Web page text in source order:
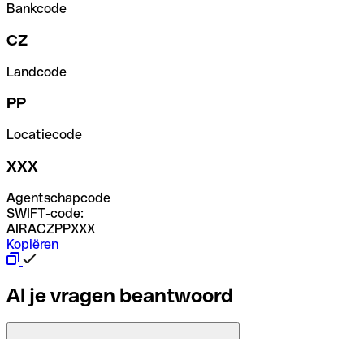
Bankcode
CZ
Landcode
PP
Locatiecode
XXX
Agentschapcode
SWIFT-code:
AIRACZPPXXX
Kopiëren
Al je vragen beantwoord